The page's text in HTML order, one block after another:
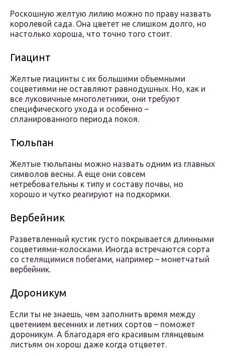
Роскошную желтую лилию можно по праву назвать
королевой сада. Она цветет не слишком долго, но
настолько хороша, что точно того стоит.
Гиацинт
Желтые гиацинты с их большими объемными
соцветиями не оставляют равнодушных. Но, как и
все луковичные многолетники, они требуют
специфического ухода и особенно –
спланированного периода покоя.
Тюльпан
Желтые тюльпаны можно назвать одним из главных
символов весны. А еще они совсем
нетребовательны к типу и составу почвы, но
хорошо и чутко реагируют на подкормки.
Вербейник
Разветвленный кустик густо покрывается длинными
соцветиями-колосками. Иногда встречаются сорта
со стелящимися побегами, например – монетчатый
вербейник.
Дороникум
Если ты не знаешь, чем заполнить время между
цветением весенних и летних сортов – поможет
дороникум. А благодаря его красивым глянцевым
листьям он хорош даже когда отцветет.